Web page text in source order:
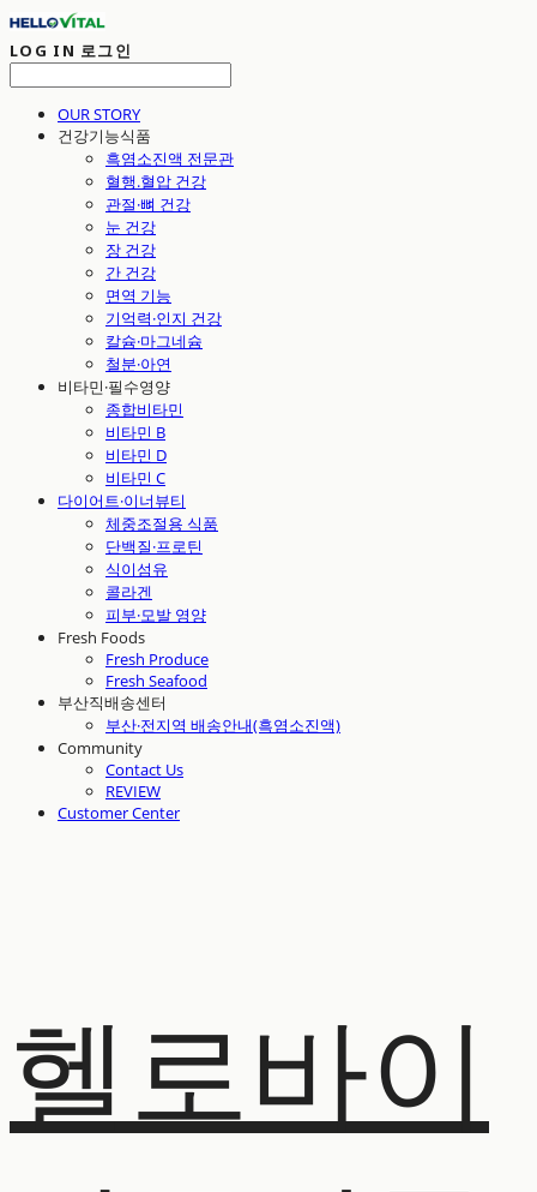
LOG IN 로그인
OUR STORY
건강기능식품
흑염소진액 전문관
혈행.혈압 건강
관절·뼈 건강
눈 건강
장 건강
간 건강
면역 기능
기억력·인지 건강
칼슘·마그네슘
철분·아연
비타민·필수영양
종합비타민
비타민 B
비타민 D
비타민 C
다이어트·이너뷰티
체중조절용 식품
단백질·프로틴
식이섬유
콜라겐
피부·모발 영양
Fresh Foods
Fresh Produce
Fresh Seafood
부산직배송센터
부산·전지역 배송안내(흑염소진액)
Community
Contact Us
REVIEW
Customer Center
헬로바이